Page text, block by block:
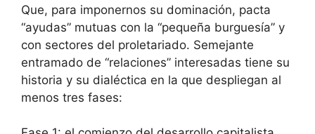
Que, para imponernos su dominación, pacta
“ayudas” mutuas con la “pequeña burguesía” y
con sectores del proletariado. Semejante
entramado de “relaciones” interesadas tiene su
historia y su dialéctica en la que despliegan al
menos tres fases: